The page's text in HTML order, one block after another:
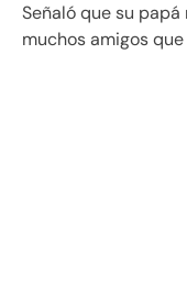
Señaló que su papá
muchos amigos